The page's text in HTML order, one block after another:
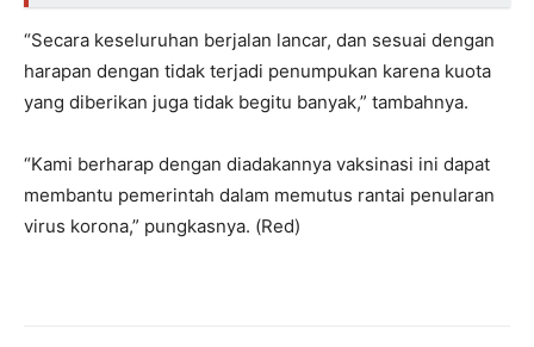
“Secara keseluruhan berjalan lancar, dan sesuai dengan
harapan dengan tidak terjadi penumpukan karena kuota
yang diberikan juga tidak begitu banyak,” tambahnya.
“Kami berharap dengan diadakannya vaksinasi ini dapat
membantu pemerintah dalam memutus rantai penularan
virus korona,” pungkasnya. (Red)